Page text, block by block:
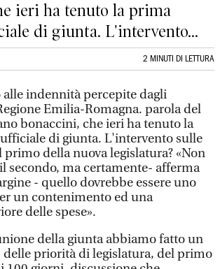
ieri ha tenuto la prima
di giunta. L'intervento...
2 MINUTI DI LETTURA
indennità percepite dagli
Emilia-Romagna. parola del
bonaccini, che ieri ha tenuto la
di giunta. L'intervento sulle
della nuova legislatura? «Non
secondo, ma certamente- afferma
- quello dovrebbe essere uno
un contenimento ed una
delle spese».
della giunta abbiamo fatto un
priorità di legislatura, del primo